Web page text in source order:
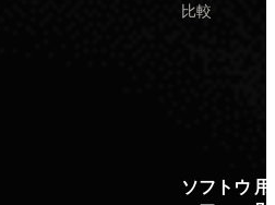
比較
ソフトウ